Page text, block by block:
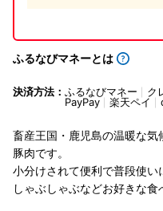
ふるなびマネーとは
決済方法： ふるなびマネー ク
PayPay
楽天ペイ
畜産王国・鹿児島の温暖な
豚肉です。
小分けされて便利で普段使い
しゃぶしゃぶなどお好きな食